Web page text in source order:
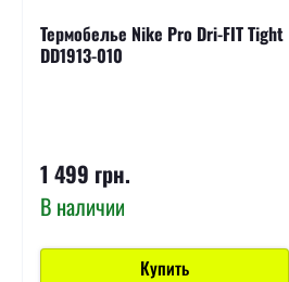
Термобелье Nike Pro Dri-FIT Tight
DD1913-010
1 499 грн.
В наличии
Купить